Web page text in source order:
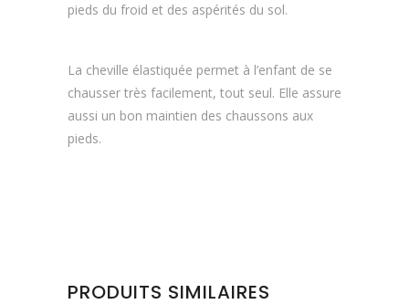
pieds du froid et des aspérités du sol.
La cheville élastiquée permet à l’enfant de se
chausser très facilement, tout seul. Elle assure
aussi un bon maintien des chaussons aux
pieds.
PRODUITS SIMILAIRES